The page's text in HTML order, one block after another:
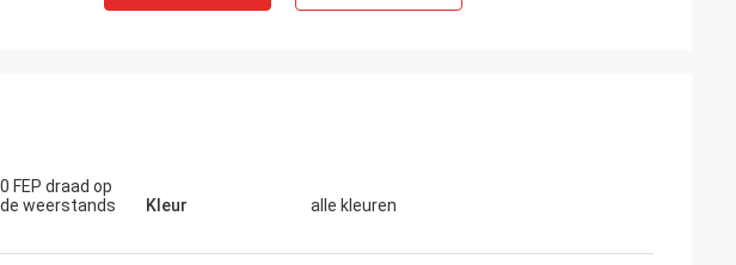
FEP draad op
weerstands
Kleur alle kleuren